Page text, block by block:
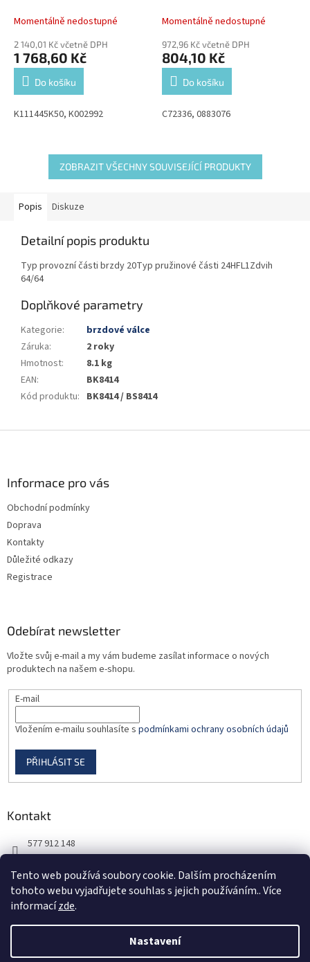
Tento web používá soubory cookie. Dalším procházením
tohoto webu vyjadřujete souhlas s jejich používáním.. Více
informacízde.
Nastavení
Momentálně nedostupné
2 140,01 Kč včetně DPH
1 768,60 Kč
Do košíku
K111445K50, K002992
Momentálně nedostupné
972,96 Kč včetně DPH
804,10 Kč
Do košíku
C72336, 0883076
ZOBRAZIT VŠECHNY SOUVISEJÍCÍ PRODUKTY
Popis Diskuze
Detailní popis produktu
Typ provozní části brzdy 20Typ pružinové části 24HFL1Zdvih
64/64
Doplňkové parametry
Kategorie:
brzdové válce
Záruka:
2 roky
Hmotnost:
8.1 kg
EAN:
BK8414
Kód produktu: BK8414 / BS8414
Informace pro vás
Obchodní podmínky
Doprava
Kontakty
Důležité odkazy
Registrace
Odebírat newsletter
Vložte svůj e-mail a my vám budeme zasílat informace o nových
produktech na našem e-shopu.
E-mail
Vložením e-mailu souhlasíte s podmínkami ochrany osobních údajů
PŘIHLÁSIT SE
Kontakt
577 912 148
Vytvořil Shoptet